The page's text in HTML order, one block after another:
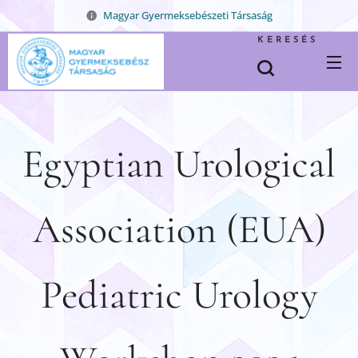
Magyar Gyermeksebészeti Társaság
KERESÉS
Egyptian Urological
Association (EUA)
Pediatric Urology